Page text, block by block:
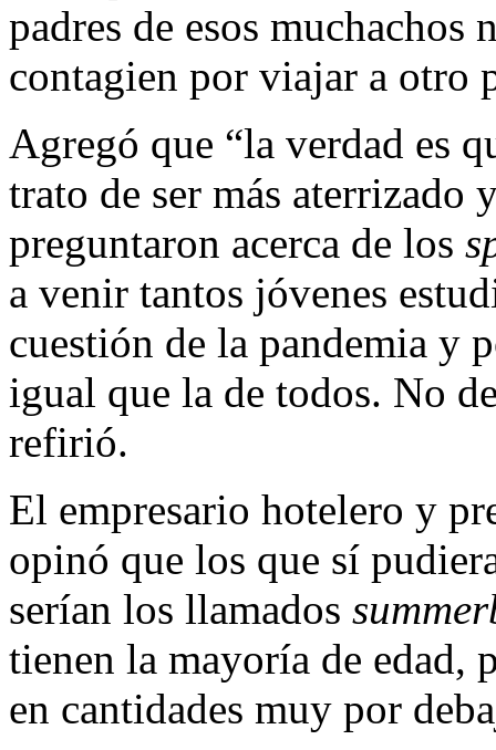
padres de esos muchachos
contagien por viajar a otro
Agregó que “la verdad es
trato de ser más aterrizado
preguntaron acerca de los
a venir tantos jóvenes
cuestión de la pandemia y
igual que la de todos. No
refirió.
El empresario hotelero y
opinó que los que sí
serían los llamados
tienen la mayoría de edad,
en cantidades muy por